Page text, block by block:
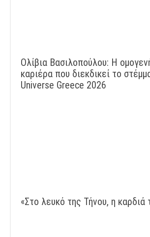
Ολίβια Βασιλοπούλου: Η
καριέρα που διεκδικεί το
Universe Greece 2026
«Στο λευκό της Τήνου, η καρδιά